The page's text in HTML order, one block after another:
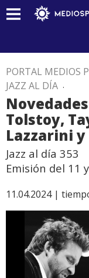
PORTAL MEDIOS
JAZZ AL DÍA .
Tolstoy,
Lazzarini
Jazz al día 353
Emisión del 11
11.04.2024 |